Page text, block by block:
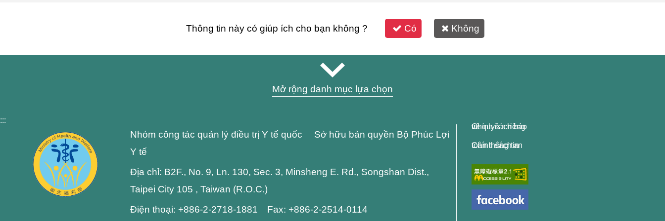
Thông tin này có giúp ích cho bạn không ? Có Không
Mở rộng danh mục lựa chọn
:::
Nhóm công tác quản lý điều trị Y tế quốc Sở hữu bản quyền Bộ Phúc Lợi
Y tế
Địa chỉ: B2F., No. 9, Ln. 130, Sec. 3, Minsheng E. Rd., Songshan Dist.,
Taipei City 105 , Taiwan (R.O.C.)
Điện thoại: +886-2-2718-1881 Fax: +886-2-2514-0114
Chính sách bảo vệ quyề n riêng tư
Chính sách an toàn thông tin